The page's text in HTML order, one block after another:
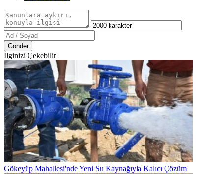
Gönder
İlginizi Çekebilir
Gökeyüp Mahallesi'nde Yeni Su Kaynağıyla Kalıcı Çözüm